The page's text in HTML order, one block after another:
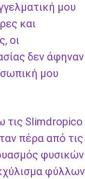
μου
και
οι
δεν άφηναν
μου
τις Slimdropico
πέρα ​​από τις
φυσικών
φύλλων